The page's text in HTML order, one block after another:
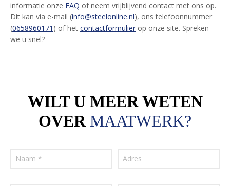
informatie onze FAQ of neem vrijblijvend contact met ons op.
Dit kan via e-mail (info@steelonline.nl), ons telefoonnummer
(0658960171 ) of het contactformulier op onze site. Spreken
we u snel?
WILT U MEER WETEN
OVER MAATWERK?